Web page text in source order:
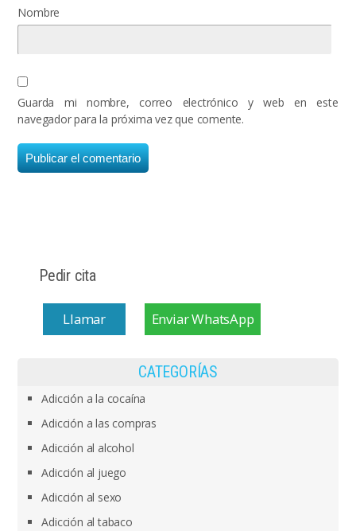
Nombre
Guarda mi nombre, correo electrónico y web en este
navegador para la próxima vez que comente.
Pedir cita
Llamar Enviar WhatsApp
CATEGORÍAS
Adicción a la cocaína
Adicción a las compras
Adicción al alcohol
Adicción al juego
Adicción al sexo
Adicción al tabaco